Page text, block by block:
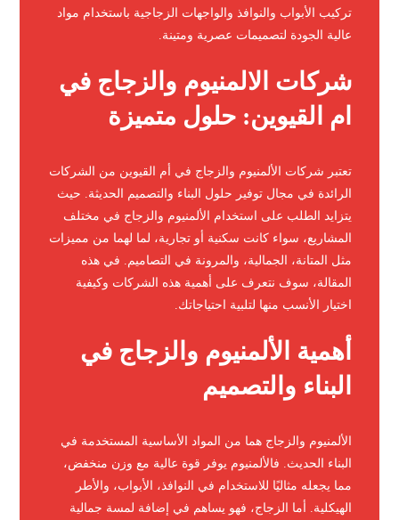
تركيب الأبواب والنوافذ والواجهات الزجاجية باستخدام مواد
عالية الجودة لتصميمات عصرية ومتينة.
شركات الالمنيوم والزجاج في
ام القيوين: حلول متميزة
تعتبر شركات الألمنيوم والزجاج في أم القيوين من الشركات
الرائدة في مجال توفير حلول البناء والتصميم الحديثة. حيث
يتزايد الطلب على استخدام الألمنيوم والزجاج في مختلف
المشاريع، سواء كانت سكنية أو تجارية، لما لهما من مميزات
مثل المتانة، الجمالية، والمرونة في التصاميم. في هذه
المقالة، سوف نتعرف على أهمية هذه الشركات وكيفية
اختيار الأنسب منها لتلبية احتياجاتك.
أهمية الألمنيوم والزجاج في
البناء والتصميم
الألمنيوم والزجاج هما من المواد الأساسية المستخدمة في
البناء الحديث. فالألمنيوم يوفر قوة عالية مع وزن منخفض،
مما يجعله مثاليًا للاستخدام في النوافذ، الأبواب، والأطر
الهيكلية. أما الزجاج، فهو يساهم في إضافة لمسة جمالية